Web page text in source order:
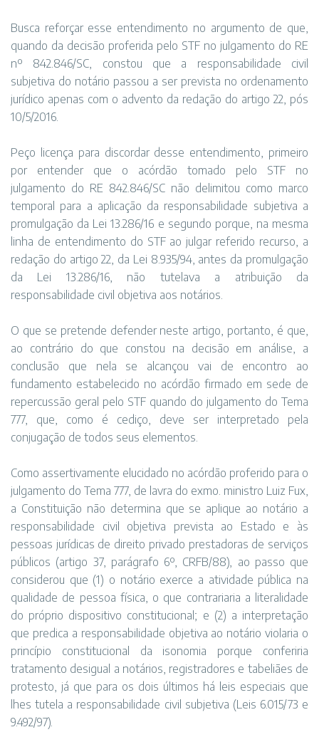
Busca reforçar esse entendimento no argumento de que,
quando da decisão proferida pelo STF no julgamento do RE
nº 842.846/SC, constou que a responsabilidade civil
subjetiva do notário passou a ser prevista no ordenamento
jurídico apenas com o advento da redação do artigo 22, pós
10/5/2016.
Peço licença para discordar desse entendimento, primeiro
por entender que o acórdão tomado pelo STF no
julgamento do RE 842.846/SC não delimitou como marco
temporal para a aplicação da responsabilidade subjetiva a
promulgação da Lei 13.286/16 e segundo porque, na mesma
linha de entendimento do STF ao julgar referido recurso, a
redação do artigo 22, da Lei 8.935/94, antes da promulgação
da Lei 13.286/16, não tutelava a atribuição da
responsabilidade civil objetiva aos notários.
O que se pretende defender neste artigo, portanto, é que,
ao contrário do que constou na decisão em análise, a
conclusão que nela se alcançou vai de encontro ao
fundamento estabelecido no acórdão firmado em sede de
repercussão geral pelo STF quando do julgamento do Tema
777, que, como é cediço, deve ser interpretado pela
conjugação de todos seus elementos.
Como assertivamente elucidado no acórdão proferido para o
julgamento do Tema 777, de lavra do exmo. ministro Luiz Fux,
a Constituição não determina que se aplique ao notário a
responsabilidade civil objetiva prevista ao Estado e às
pessoas jurídicas de direito privado prestadoras de serviços
públicos (artigo 37, parágrafo 6º, CRFB/88), ao passo que
considerou que (1) o notário exerce a atividade pública na
qualidade de pessoa física, o que contrariaria a literalidade
do próprio dispositivo constitucional; e (2) a interpretação
que predica a responsabilidade objetiva ao notário violaria o
princípio constitucional da isonomia porque conferiria
tratamento desigual a notários, registradores e tabeliães de
protesto, já que para os dois últimos há leis especiais que
lhes tutela a responsabilidade civil subjetiva (Leis 6.015/73 e
9.492/97).